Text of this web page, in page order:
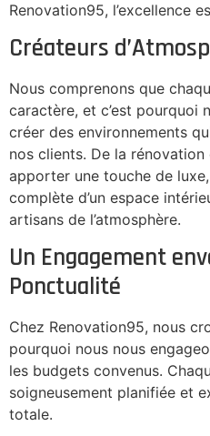
Renovation95, l’excellence
Créateurs
Nous comprenons que
caractère, et c’est pourquoi
créer des environnements
nos clients. De la
apporter une touche de
complète d’un espace
artisans de l’atmosphère.
Un Engagement
Ponctualité
Chez Renovation95, nous
pourquoi nous nous
les budgets convenus.
soigneusement planifiée et
totale.